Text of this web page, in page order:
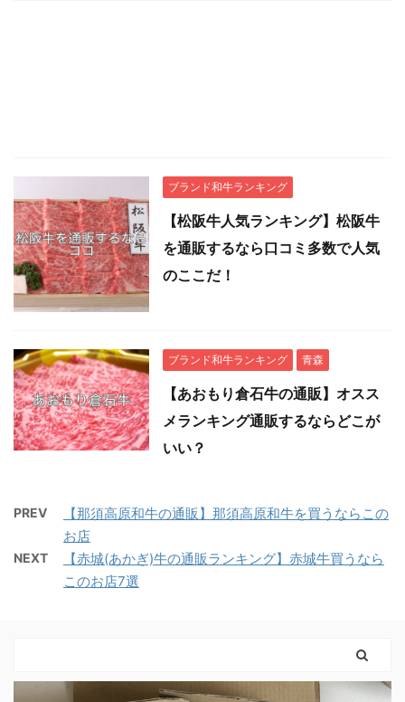
ブランド和牛ランキング
【松阪牛人気ランキング】松阪牛
を通販するなら口コミ多数で人気
のここだ！
ブランド和牛ランキング 青森
【あおもり倉石牛の通販】オスス
メランキング通販するならどこが
いい？
PREV
【那須高原和牛の通販】那須高原和牛を買うならこの
お店
NEXT
【赤城(あかぎ)牛の通販ランキング】赤城牛買うなら
このお店7選